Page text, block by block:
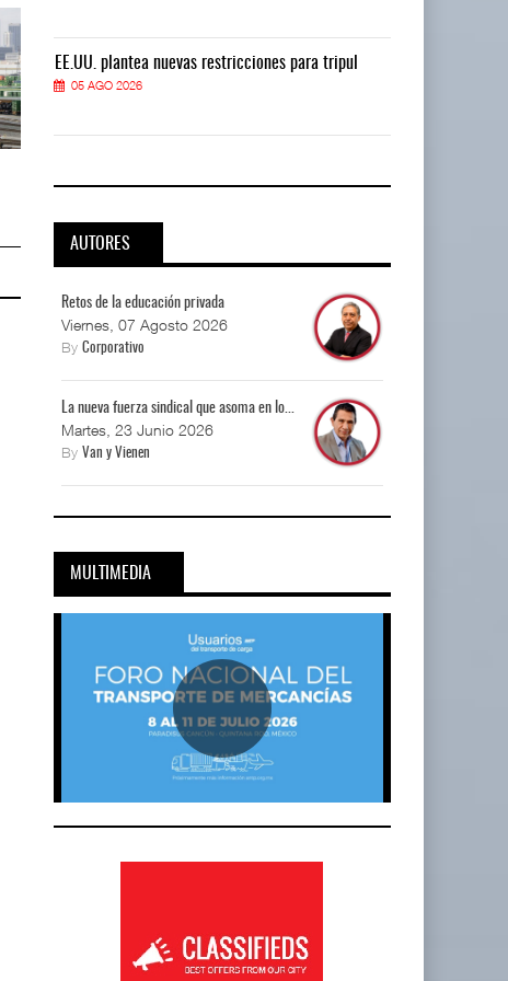
restricciones para trip ...
restricciones para trip ...
EE.UU. plantea nuevas restricciones para tripul
05 AGO 2026
AUTORES
Retos de la educación privada
Viernes, 07 Agosto 2026
By Corporativo
La nueva fuerza sindical que asoma en lo...
Martes, 23 Junio 2026
By Van y Vienen
MULTIMEDIA